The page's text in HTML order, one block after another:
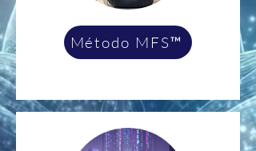
Método MFS™